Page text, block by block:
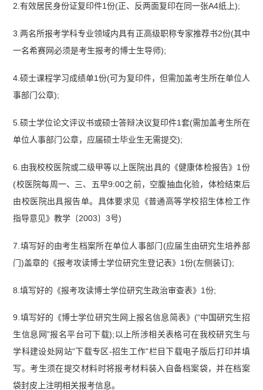
2.有效居民身份证复印件1份(正、反两面复印在同一张A4纸上);
3.两名所报考学科专业领域内具有正高级职称专家推荐书2份(其中
一名希赛网必须是考生报考的博士生导师);
4.硕士课程学习成绩单1份(可为复印件，但需加盖考生所在单位人
事部门公章);
5.硕士学位论文评议书或硕士答辩决议复印件1套(需加盖考生所在
单位人事部门公章，应届硕士毕业生无需提交);
6.由我校校医院或二级甲等以上医院出具的《健康体检报告》1份
(校医院每周一、三、五早9:00之前，空腹抽血化验，体检结束后
由校医院出具报告单。具体要求见《普通高等学校招生体检工作
指导意见》教学〔2003〕3号)
7.填写好的由考生档案所在单位人事部门(应届生由研究生培养部
门)盖章的《报考攻读博士学位研究生登记表》1份(左侧装订);
8.填写好的《报考攻读博士学位研究生政治审查表》1份;
9.填写好的《博士学位研究生网上报名信息简表》(“中国研究生招
生信息网”报名平台可下载);以上所涉相关表格可在我校研究生与
学科建设处网站“下载专区-招生工作”栏目下载电子版后打印并填
写。考生须在提交材料时将报考材料装入自备档案袋，并在档案
袋封皮上注明相关报考信息。